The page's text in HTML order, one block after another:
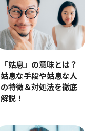
「姑息」の意味とは？
姑息な手段や姑息な人
の特徴＆対処法を徹底
解説！